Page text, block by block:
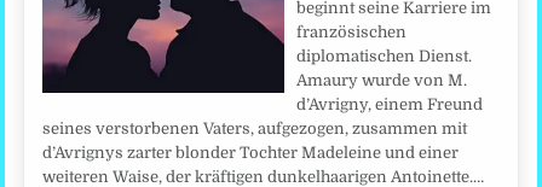
beginnt seine Karriere im
französischen
diplomatischen Dienst.
Amaury wurde von M.
d’Avrigny, einem Freund
seines verstorbenen Vaters, aufgezogen, zusammen mit
d’Avrignys zarter blonder Tochter Madeleine und einer
weiteren Waise, der kräftigen dunkelhaarigen Antoinette.…